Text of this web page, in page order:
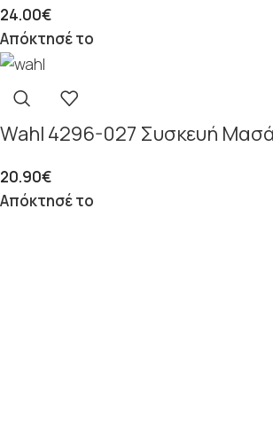
24.00€
Απόκτησέ το
Wahl 4296-027 Συσκευή
20.90€
Απόκτησέ το